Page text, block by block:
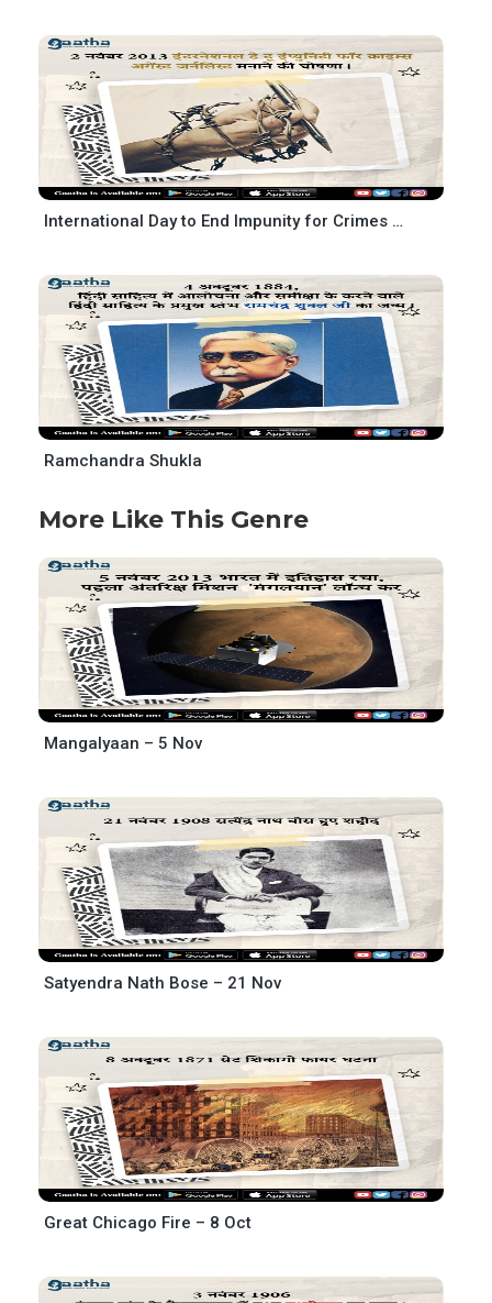
International Day to End Impunity for Crimes against Journalists – 2 Nov
Ramchandra Shukla
More Like This Genre
Mangalyaan – 5 Nov
Satyendra Nath Bose – 21 Nov
Great Chicago Fire – 8 Oct